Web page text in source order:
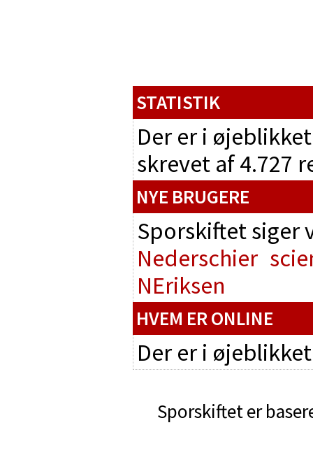
STATISTIK
Der er i
skrevet af 4.727
NYE BRUGERE
Sporskiftet
Nederschier
NEriksen
HVEM ER ONLINE
Der er i
Sporskiftet er